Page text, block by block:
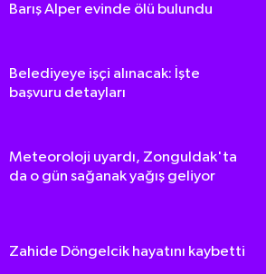
Barış Alper evinde ölü bulundu
Belediyeye işçi alınacak: İşte
başvuru detayları
Meteoroloji uyardı, Zonguldak'ta
da o gün sağanak yağış geliyor
Zahide Döngelcik hayatını kaybetti